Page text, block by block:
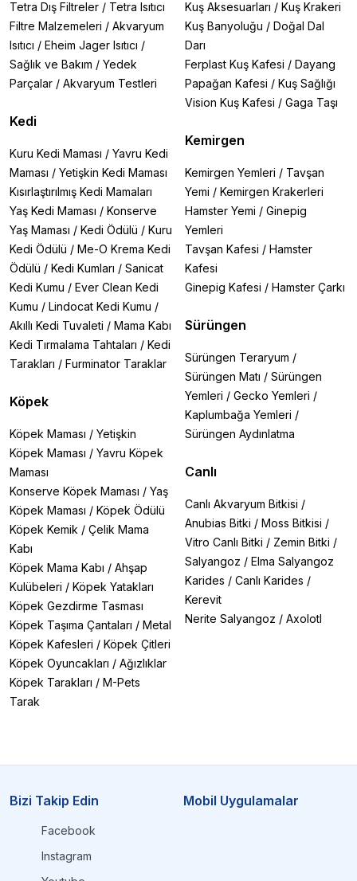
Tetra Dış Filtreler / Tetra Isıtıcı
Filtre Malzemeleri / Akvaryum
Isıtıcı / Eheim Jager Isıtıcı /
Sağlık ve Bakım / Yedek
Parçalar / Akvaryum Testleri
Kedi
Kuru Kedi Maması / Yavru Kedi
Maması / Yetişkin Kedi Maması
Kısırlaştırılmış Kedi Mamaları
Yaş Kedi Maması / Konserve
Yaş Maması / Kedi Ödülü / Kuru
Kedi Ödülü / Me-O Krema Kedi
Ödülü / Kedi Kumları / Sanicat
Kedi Kumu / Ever Clean Kedi
Kumu / Lindocat Kedi Kumu /
Akıllı Kedi Tuvaleti / Mama Kabı
Kedi Tırmalama Tahtaları / Kedi
Tarakları / Furminator Taraklar
Köpek
Köpek Maması / Yetişkin
Köpek Maması / Yavru Köpek
Maması
Konserve Köpek Maması / Yaş
Köpek Maması / Köpek Ödülü
Köpek Kemik / Çelik Mama
Kabı
Köpek Mama Kabı / Ahşap
Kulübeleri / Köpek Yatakları
Köpek Gezdirme Tasması
Köpek Taşıma Çantaları / Metal
Köpek Kafesleri / Köpek Çitleri
Köpek Oyuncakları / Ağızlıklar
Köpek Tarakları / M-Pets
Tarak
Kuş Aksesuarları / Kuş Krakeri
Kuş Banyoluğu / Doğal Dal
Darı
Ferplast Kuş Kafesi / Dayang
Papağan Kafesi / Kuş Sağlığı
Vision Kuş Kafesi / Gaga Taşı
Kemirgen
Kemirgen Yemleri / Tavşan
Yemi / Kemirgen Krakerleri
Hamster Yemi / Ginepig
Yemleri
Tavşan Kafesi / Hamster
Kafesi
Ginepig Kafesi / Hamster Çarkı
Sürüngen
Sürüngen Teraryum /
Sürüngen Matı / Sürüngen
Yemleri / Gecko Yemleri /
Kaplumbağa Yemleri /
Sürüngen Aydınlatma
Canlı
Canlı Akvaryum Bitkisi /
Anubias Bitki / Moss Bitkisi /
Vitro Canlı Bitki / Zemin Bitki /
Salyangoz / Elma Salyangoz
Karides / Canlı Karides /
Kerevit
Nerite Salyangoz / Axolotl
Bizi Takip Edin
Facebook
Instagram
Mobil Uygulamalar